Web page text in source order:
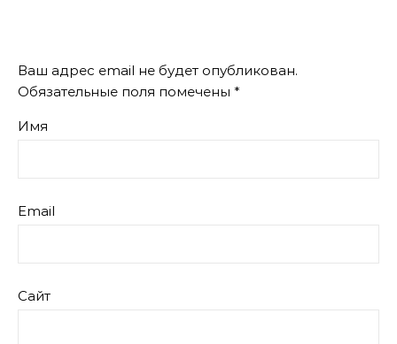
Ваш адрес email не будет опубликован.
Обязательные поля помечены *
Имя
Email
Сайт